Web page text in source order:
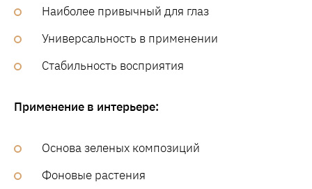
Наиболее привычный для глаз
Универсальность в применении
Стабильность восприятия
Применение в интерьере:
Основа зеленых композиций
Фоновые растения